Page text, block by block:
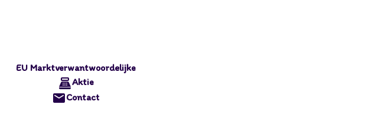
EU Marktverwantwoordelijke
Aktie
Contact